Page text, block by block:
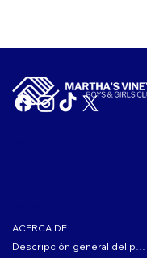
ACERCA DE
Descripción general del programa